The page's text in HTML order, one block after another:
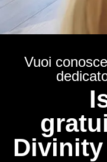
Vuoi